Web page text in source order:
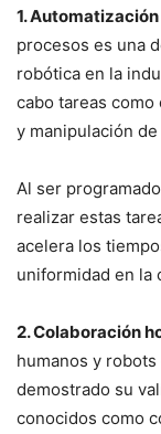
1.
procesos es una
robótica en la
cabo tareas
y manipulación
Al ser
realizar estas
acelera los
uniformidad en la
2. Colaboración
humanos y
demostrado su
conocidos como